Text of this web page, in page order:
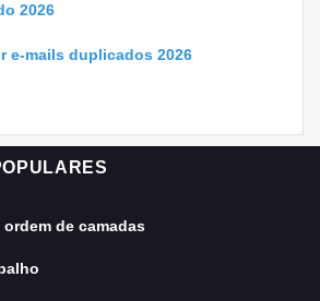
2026
e-mails duplicados 2026
de camadas